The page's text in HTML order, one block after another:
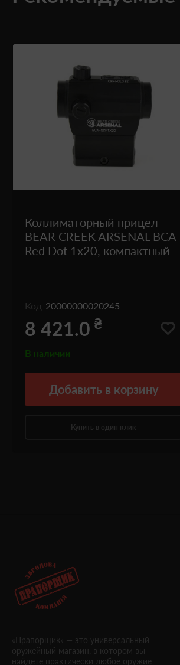
Коллиматорный прицел
BEAR CREEK ARSENAL BCA
Red Dot 1x20, компактный
Код 20000000020245
8 421.0 ₴
В наличии
Добавить в корзину
Купить в один клик
«Прапорщик» — это универсальный
оружейный магазин, в котором вы
найдете практически любое оружие